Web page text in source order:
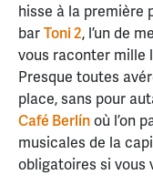
hisse à la première
barToni 2, l’un de
vous raconter mille
Presque toutes
place, sans pour
Café Berlínoù l’on
musicales de la
obligatoires si vous